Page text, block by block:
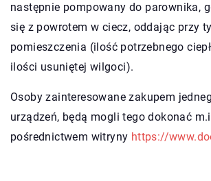
następnie pompowany do parownika,
się z powrotem w ciecz, oddając przy
pomieszczenia (ilość potrzebnego
ilości usuniętej wilgoci).
Osoby zainteresowane zakupem
urządzeń, będą mogli tego dokonać
pośrednictwem witryny https://